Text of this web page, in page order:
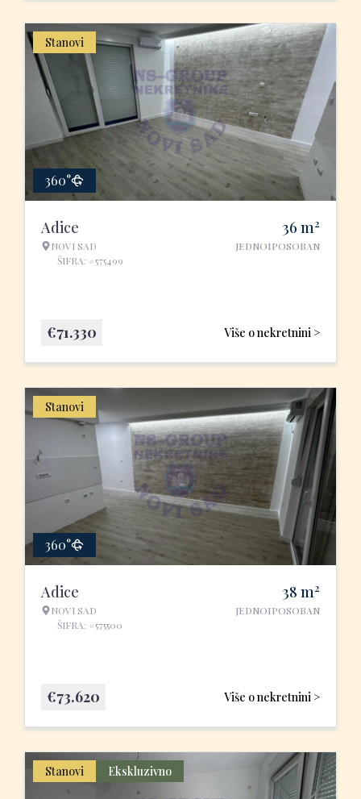
Stanovi
360°
Adice
NOVI SAD
ŠIFRA: #575499
36 m2
JEDNOIPOSOBAN
Više o nekretnini >
€71.330
Stanovi
360°
Adice
NOVI SAD
ŠIFRA: #575500
38 m2
JEDNOIPOSOBAN
Više o nekretnini >
€73.620
Stanovi Ekskluzivno